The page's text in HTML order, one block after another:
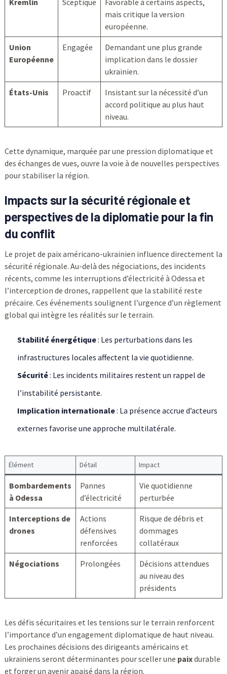
Kremlin Sceptique
Favorable à certains aspects,
mais critique la version
européenne.
Union
Européenne
Engagée
Demandant une plus grande
implication dans le dossier
ukrainien.
États-Unis Proactif
Insistant sur la nécessité d’un
accord politique au plus haut
niveau.
Cette dynamique, marquée par une pression diplomatique et
des échanges de vues, ouvre la voie à de nouvelles perspectives
pour stabiliser la région.
Impacts sur la sécurité régionale et
perspectives de la diplomatie pour la fin
du conflit
Le projet de paix américano-ukrainien influence directement la
sécurité régionale. Au-delà des négociations, des incidents
récents, comme les interruptions d’électricité à Odessa et
l’interception de drones, rappellent que la stabilité reste
précaire. Ces événements soulignent l’urgence d’un règlement
global qui intègre les réalités sur le terrain.
Stabilité énergétique: Les perturbations dans les
infrastructures locales affectent la vie quotidienne.
Sécurité: Les incidents militaires restent un rappel de
l’instabilité persistante.
Implication internationale: La présence accrue d’acteurs
externes favorise une approche multilatérale.
Élément Détail Impact
Bombardements
à Odessa
Pannes
d’électricité
Vie quotidienne
perturbée
Interceptions de
drones
Actions
défensives
renforcées
Risque de débris et
dommages
collatéraux
Négociations Prolongées
Décisions attendues
au niveau des
présidents
Les défis sécuritaires et les tensions sur le terrain renforcent
l’importance d’un engagement diplomatique de haut niveau.
Les prochaines décisions des dirigeants américains et
ukrainiens seront déterminantes pour sceller une paixdurable
et forger un avenir apaisé dans la région.